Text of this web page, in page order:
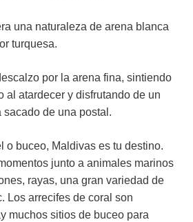
una naturaleza de arena blanca
turquesa.
por la arena fina, sintiendo
al atardecer y disfrutando de un
de una postal.
o buceo, Maldivas es tu destino.
junto a animales marinos
rayas, una gran variedad de
Los arrecifes de coral son
muchos sitios de buceo para